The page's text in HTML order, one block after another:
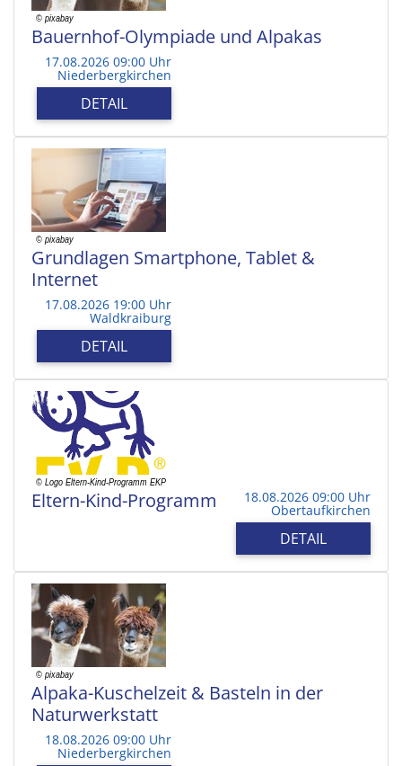
Bauernhof-Olympiade und Alpakas
17.08.2026 09:00 Uhr
Niederbergkirchen
DETAIL
Grundlagen Smartphone, Tablet &
Internet
17.08.2026 19:00 Uhr
Waldkraiburg
DETAIL
Eltern-Kind-Programm 18.08.2026 09:00 Uhr
Obertaufkirchen
DETAIL
Alpaka-Kuschelzeit & Basteln in der
Naturwerkstatt
18.08.2026 09:00 Uhr
Niederbergkirchen